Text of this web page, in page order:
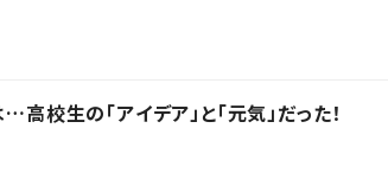
生の「アイデア」と「元気」だった！